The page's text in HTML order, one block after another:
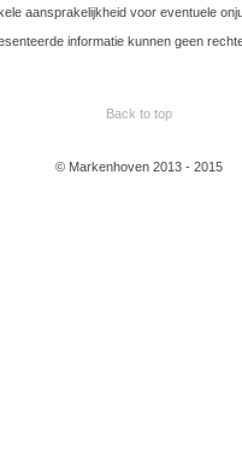
aansprakelijkheid voor eventuele
informatie kunnen geen
Back to top
© Markenhoven 2013 - 2015